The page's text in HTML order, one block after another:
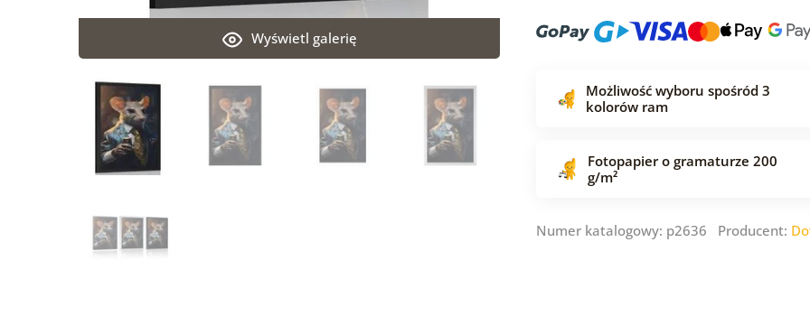
Wyświetl galerię
Możliwość wyboru spośród 3
kolorów ram
Fotopapier o gramaturze 200
g/m²
Numer katalogowy: p2636 Producent: